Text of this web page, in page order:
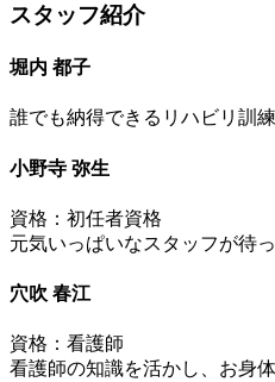
スタッフ紹介
堀内 都子
誰でも納得できるリハビリ訓
小野寺 弥生
資格：初任者資格
元気いっぱいなスタッフが待っ
穴吹 春江
資格：看護師
看護師の知識を活かし、お身